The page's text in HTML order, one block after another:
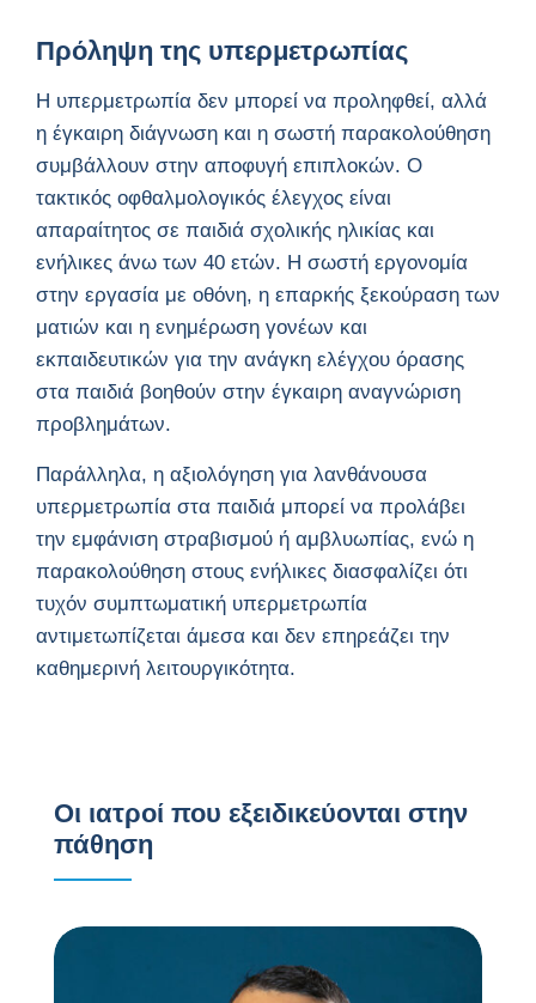
Πρόληψη της υπερμετρωπίας
Η υπερμετρωπία δεν μπορεί να προληφθεί, αλλά
η έγκαιρη διάγνωση και η σωστή παρακολούθηση
συμβάλλουν στην αποφυγή επιπλοκών. Ο
τακτικός οφθαλμολογικός έλεγχος είναι
απαραίτητος σε παιδιά σχολικής ηλικίας και
ενήλικες άνω των 40 ετών. Η σωστή εργονομία
στην εργασία με οθόνη, η επαρκής ξεκούραση των
ματιών και η ενημέρωση γονέων και
εκπαιδευτικών για την ανάγκη ελέγχου όρασης
στα παιδιά βοηθούν στην έγκαιρη αναγνώριση
προβλημάτων.
Παράλληλα, η αξιολόγηση για λανθάνουσα
υπερμετρωπία στα παιδιά μπορεί να προλάβει
την εμφάνιση στραβισμού ή αμβλυωπίας, ενώ η
παρακολούθηση στους ενήλικες διασφαλίζει ότι
τυχόν συμπτωματική υπερμετρωπία
αντιμετωπίζεται άμεσα και δεν επηρεάζει την
καθημερινή λειτουργικότητα.
Οι ιατροί που εξειδικεύονται στην
πάθηση